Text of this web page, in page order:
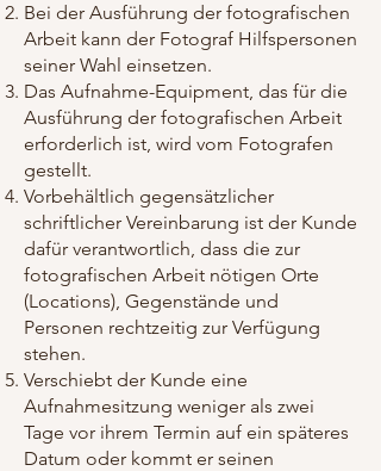
Bei der Ausführung der fotografischen
Arbeit kann der Fotograf Hilfspersonen
seiner Wahl einsetzen.
Das Aufnahme-Equipment, das für die
Ausführung der fotografischen Arbeit
erforderlich ist, wird vom Fotografen
gestellt.
Vorbehältlich gegensätzlicher
schriftlicher Vereinbarung ist der Kunde
dafür verantwortlich, dass die zur
fotografischen Arbeit nötigen Orte
(Locations), Gegenstände und
Personen rechtzeitig zur Verfügung
stehen.
Verschiebt der Kunde eine
Aufnahmesitzung weniger als zwei
Tage vor ihrem Termin auf ein späteres
Datum oder kommt er seinen